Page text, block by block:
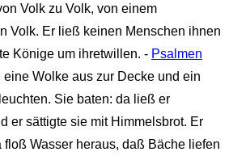
Volk zu Volk, von einem
Volk. Er ließ keinen Menschen ihnen
Könige um ihretwillen. - Psalmen
eine Wolke aus zur Decke und ein
Sie baten: da ließ er
er sättigte sie mit Himmelsbrot. Er
floß Wasser heraus, daß Bäche liefen